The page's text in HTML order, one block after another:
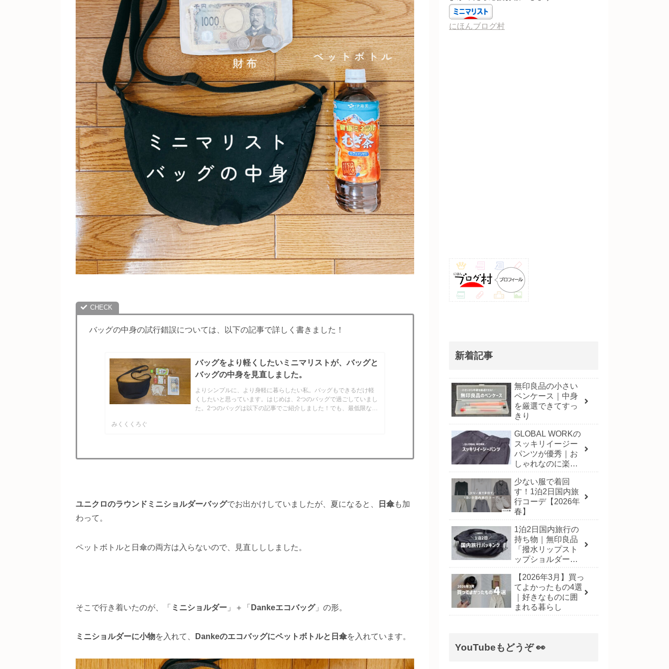
バッグの中身の試行錯誤については、以下の記事で詳しく書きました！
バッグをより軽くしたいミニマリストが、バッグと
バッグの中身を見直しました。
よりシンプルに、より身軽に暮らしたい私。バッグもできるだけ軽
くしたいと思っています。はじめは、2つのバッグで過ごしていまし
た。2つのバッグは以下の記事でご紹介しました！でも、最低限な荷
みくくくろぐ
ユニクロのラウンドミニショルダーバッグでお出かけしていましたが、夏になると、 日傘も加
わって。
ペットボトルと日傘の両方は入らないので、見直しししました。
そこで行き着いたのが、「 ミニショルダー 」＋「 Dankeエコバッグ」の形。
ミニショルダーに小物を入れて、 Dankeのエコバッグにペットボトルと日傘を入れています。
にほんブログ村
新着記事
無印良品の小さい
ペンケース｜中身
を厳選できてすっ
きり
GLOBAL WORKの
スッキリイージー
パンツが優秀｜お
しゃれなのに楽に
少ない服で着回
す！1泊2日国内旅
行コーデ【2026年
春】
1泊2日国内旅行の
持ち物｜無印良品
「撥水リップスト
ップショルダーバ
グ！【2026年3月】
【2026年3月】買っ
てよかったもの4選
｜好きなものに囲
まれる暮らし
YouTubeもどうぞ 👀